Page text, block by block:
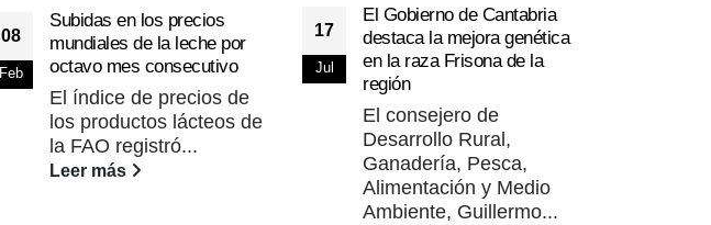
08
Feb
Subidas en los precios
mundiales de la leche por
octavo mes consecutivo
El índice de precios de
los productos lácteos de
la FAO registró...
Leer más
17
Jul
El Gobierno de Cantabria
destaca la mejora genética
en la raza Frisona de la
región
El consejero de
Desarrollo Rural,
Ganadería, Pesca,
Alimentación y Medio
Ambiente, Guillermo...